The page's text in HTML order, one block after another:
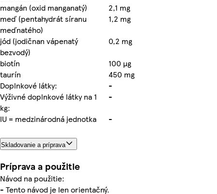
mangán (oxid manganatý)
2,1 mg
meď (pentahydrát síranu
meďnatého)
1,2 mg
jód (jodičnan vápenatý
bezvodý)
0,2 mg
biotín
100 µg
taurín
450 mg
Doplnkové látky:
-
Výživné doplnkové látky na 1
kg:
-
IU = medzinárodná jednotka
-
Skladovanie a príprava
Príprava a použitie
Návod na použitie:
- Tento návod je len orientačný.